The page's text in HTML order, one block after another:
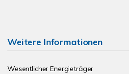
Weitere Informationen
Wesentlicher Energieträger